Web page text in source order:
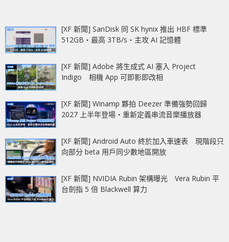
[XF 新聞] SanDisk 同 SK hynix 推出 HBF 標準
512GB‧最高 3TB/s‧主攻 AI 記憶體
[XF 新聞] Adobe 將生成式 AI 塞入 Project
Indigo 相機 App 可即影即改相
[XF 新聞] Winamp 夥拍 Deezer 準備強勢回歸
2027 上半年登場‧重新定義串流音樂播放器
[XF 新聞] Android Auto 終於加入車速表 現階段只
向部分 beta 用戶同少數地區開放
[XF 新聞] NVIDIA Rubin 架構曝光 Vera Rubin 平
台劍指 5 倍 Blackwell 算力